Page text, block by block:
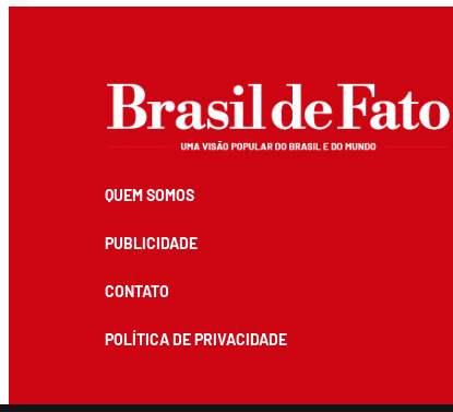
QUEM SOMOS
PUBLICIDADE
CONTATO
POLÍTICA DE PRIVACIDADE